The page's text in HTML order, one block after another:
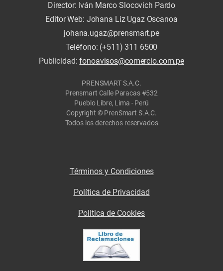
Director: Iván Marco Slocovich Pardo
Editor Web: Johana Liz Ugaz Oscanoa
johana.ugaz@prensmart.pe
Teléfono: (+511) 311 6500
Publicidad:fonoavisos@comercio.com.pe
PRENSMART S.A.C.
Prensmart Calle Paracas #532
Pueblo Libre, Lima - Perú
Copyright © PrenSmart S.A.C.
Todos los derechos reservados
Términos y Condiciones
Política de Privacidad
Politica de Cookies